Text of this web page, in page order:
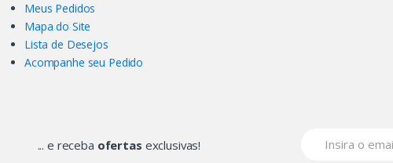
Meus Pedidos
Mapa do Site
Lista de Desejos
Acompanhe seu Pedido
... e receba ofertas exclusivas!